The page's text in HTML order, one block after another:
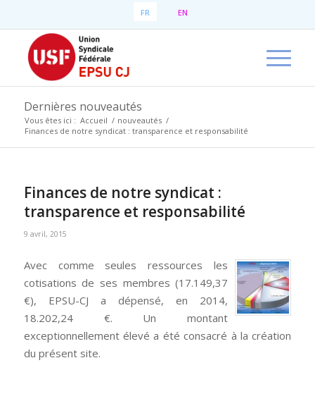
FR EN
Dernières nouveautés
Vous êtes ici : Accueil / nouveautés /
Finances de notre syndicat : transparence et responsabilité
Finances de notre syndicat :
transparence et responsabilité
9 avril, 2015
Avec comme seules ressources les
cotisations de ses membres (17.149,37
€), EPSU-CJ a dépensé, en 2014,
18.202,24 €. Un montant
exceptionnellement élevé a été consacré à la création
du présent site.